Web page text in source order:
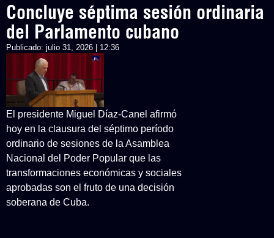
Concluye séptima sesión ordinaria
del Parlamento cubano
Publicado: julio 31, 2026 | 12:36
El presidente Miguel Díaz-Canel afirmó
hoy en la clausura del séptimo período
ordinario de sesiones de la Asamblea
Nacional del Poder Popular que las
transformaciones económicas y sociales
aprobadas son el fruto de una decisión
soberana de Cuba.